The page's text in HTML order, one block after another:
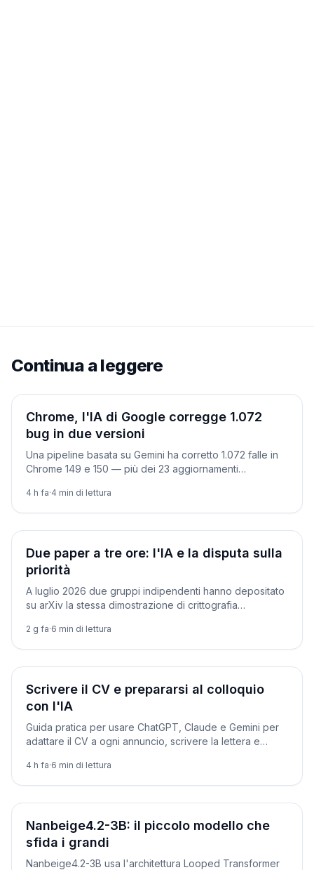
Continua a leggere
Ricerca
Chrome, l'IA di Google corregge 1.072
bug in due versioni
Una pipeline basata su Gemini ha corretto 1.072 falle in
Chrome 149 e 150 — più dei 23 aggiornamenti
4 h fa·4 min di lettura
Ricerca
Due paper a tre ore: l'IA e la disputa sulla
priorità
A luglio 2026 due gruppi indipendenti hanno depositato
su arXiv la stessa dimostrazione di crittografia
usando lo stesso modello di frontiera. Un caso che
riapre le domande su credito, priorità e ruolo dell'IA
2 g fa·6 min di lettura
Tutorial
Scrivere il CV e prepararsi al colloquio
con l'IA
Guida pratica per usare ChatGPT, Claude e Gemini per
adattare il CV a ogni annuncio, scrivere la lettera e
4 h fa·6 min di lettura
Novità
Nanbeige4.2-3B: il piccolo modello che
sfida i grandi
Nanbeige4.2-3B usa l'architettura Looped Transformer